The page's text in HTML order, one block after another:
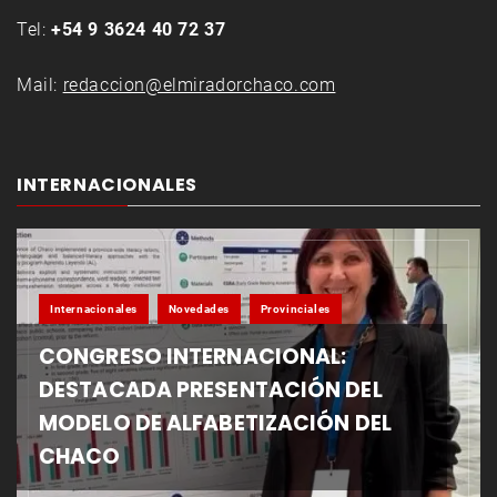
Tel: +54 9 3624 40 72 37
Mail: redaccion@elmiradorchaco.com
INTERNACIONALES
Internacionales Novedades Provinciales
CONGRESO INTERNACIONAL:
DESTACADA PRESENTACIÓN DEL
MODELO DE ALFABETIZACIÓN DEL
CHACO